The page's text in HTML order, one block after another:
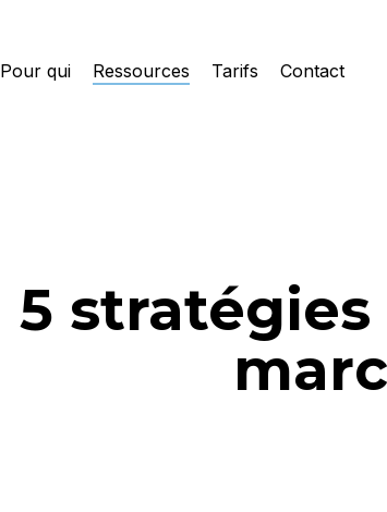
Pour qui Ressources Tarifs Contact
5